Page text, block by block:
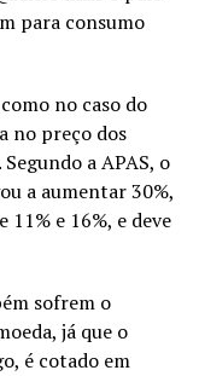
para consumo
no caso do
no preço dos
a APAS, o
a aumentar 30%,
e 16%, e deve
sofrem o
já que o
é cotado em